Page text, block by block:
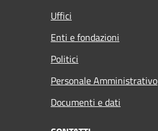
Uffici
Enti e fondazioni
Politici
Personale Amministrativo
Documenti e dati